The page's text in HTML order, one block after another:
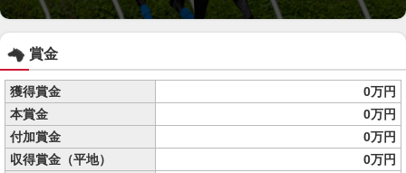
賞金
獲得賞金
0万円
本賞金
0万円
付加賞金
0万円
収得賞金（平地）
0万円